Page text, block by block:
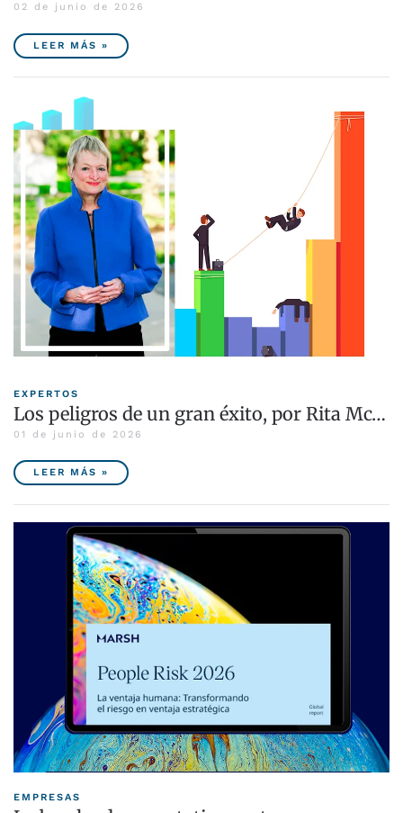
02 de junio de 2026
LEER MÁS »
EXPERTOS
Los peligros de un gran éxito, por Rita Mc…
01 de junio de 2026
LEER MÁS »
EMPRESAS